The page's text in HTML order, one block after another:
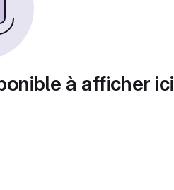
à afficher ici